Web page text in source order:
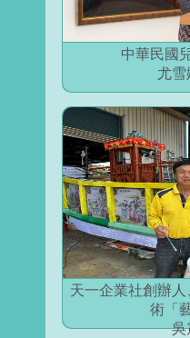
中華民國
尤雪
天一企業社創辦
術「
吳